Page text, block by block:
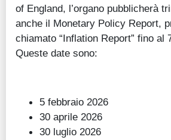
of England, l’organo pubblicherà
anche il Monetary Policy Report,
chiamato “Inflation Report” fino al
Queste date sono:
5 febbraio 2026
30 aprile 2026
30 luglio 2026